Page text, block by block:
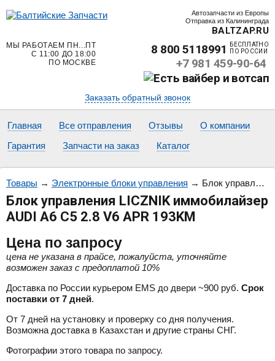
Автозапчасти из Европы
Отправка из Калининграда
BALTZAP.RU
МЫ РАБОТАЕМ ПН...ПТ
С 11:00 ДО 18:00
ПО МОСКВЕ
8 800 5118991
БЕСПЛАТНО
ПО РОССИИ
+7 981 459-90-64
Заказать обратный звонок
Главная Все отправления Отзывы
О компании
Гарантия
Запчасти на заказ Каталог
Товары → Электронные блоки управления → Блок управления LICZNIK иммобилайзер AUDI A6 C5 2.8 V6 APR 193KM
Блок управления LICZNIK иммобилайзер
AUDI A6 C5 2.8 V6 APR 193KM
Цена по запросу
цена не указана в прайсе, пожалуйста, уточняйте
возможен заказ с предоплатой 10%
Доставка по России курьером EMS до двери ~900 руб. Срок
поставки от 7 дней.
От 7 дней на установку и проверку со дня получения.
Возможна доставка в Казахстан и другие страны СНГ.
Фотографии этого товара по запросу.